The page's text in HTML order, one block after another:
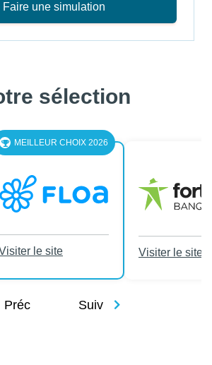
Faire une simulation
sélection
MEILLEUR CHOIX 2026
le site Visiter le site
Préc Suiv